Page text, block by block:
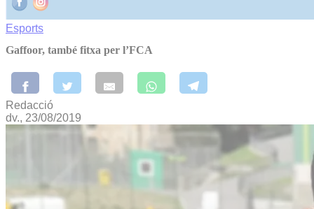
Esports
Gaffoor, també fitxa per l’FCA
Redacció
dv., 23/08/2019